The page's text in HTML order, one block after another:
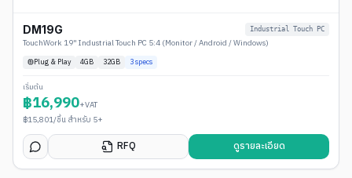
DM19G Industrial Touch PC
TouchWork 19" Industrial Touch PC 5:4 (Monitor / Android / Windows)
Plug & Play 4GB 32GB 3specs
เริ่มต้น
฿16,990+VAT
฿15,801/ชิ้น สำหรับ 5+
RFQ ดูรายละเอียด